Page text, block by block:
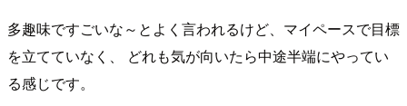
多趣味ですごいな～とよく言われるけど、マイペースで目標
を立てていなく、 どれも気が向いたら中途半端にやってい
る感じです。